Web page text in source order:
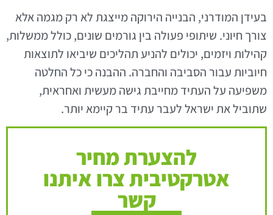
בעידן המודרני, הבנייה הירוקה מייצגת לא רק מגמה אלא
צורך חיוני. שיתופי פעולה בין גורמים שונים, כולל ממשלות,
קהילות ויזמים, יכולים להניע תהליכים שיביאו לתוצאות
חיוביות עבור הסביבה והחברה. ההבנה כי כל החלטה
משפיעה על העתיד מחייבת גישה מעשית ואחראית,
שתוביל את ישראל לעבר עתיד בר קיימא יותר.
להצערת מחיר
אטרקטיבית צרו איתנו
קשר